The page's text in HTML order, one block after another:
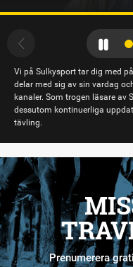
Vi på Sulkysport tar dig med
delar med sig av sin vardag
kanaler. Som trogen läsare av
dessutom kontinuerliga
tävling.
Prenumerera